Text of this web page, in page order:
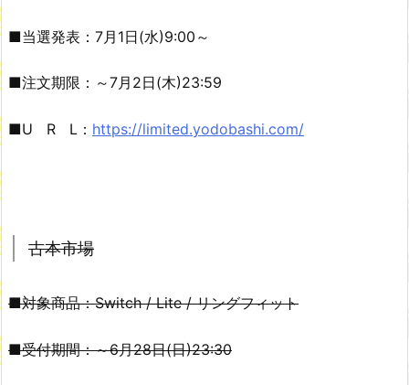
■当選発表：7月1日(水)9:00～
■注文期限：～7月2日(木)23:59
■U R L： https://limited.yodobashi.com/
古本市場
■対象商品：Switch / Lite / リングフィット
■受付期間：～6月28日(日)23:30